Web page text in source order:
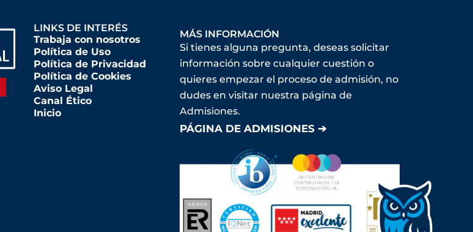
LINKS DE INTERÉS
Trabaja con nosotros
Política de Uso
Política de Privacidad
Política de Cookies
Aviso Legal
Canal Ético
Inicio
MÁS INFORMACIÓN
Si tienes alguna pregunta, deseas solicitar
información sobre cualquier cuestión o
quieres empezar el proceso de admisión, no
dudes en visitar nuestra página de
Admisiones.
PÁGINA DE ADMISIONES ➔